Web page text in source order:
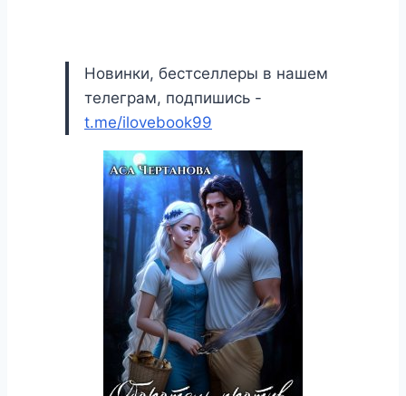
Новинки, бестселлеры в нашем
телеграм, подпишись -
t.me/ilovebook99